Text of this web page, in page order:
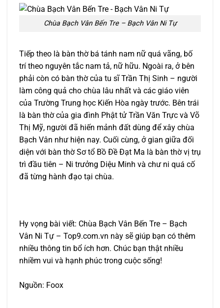
Chùa Bạch Vân Bến Tre – Bạch Vân Ni Tự
Tiếp theo là bàn thờ bá tánh nam nữ quá vãng, bố
trí theo nguyên tắc nam tả, nữ hữu. Ngoài ra, ở bên
phải còn có bàn thờ của tu sĩ Trần Thị Sinh – người
làm công quả cho chùa lâu nhất và các giáo viên
của Trường Trung học Kiến Hòa ngày trước. Bên trái
là bàn thờ của gia đình Phật tử Trần Văn Trực và Võ
Thị Mỹ, người đã hiến mảnh đất dùng để xây chùa
Bạch Vân như hiện nay. Cuối cùng, ở gian giữa đối
diện với bàn thờ Sơ tổ Bồ Đề Đạt Ma là bàn thờ vị trụ
trì đầu tiên – Ni trưởng Diệu Minh và chư ni quá cố
đã từng hành đạo tại chùa.
Hy vọng bài viết: Chùa Bạch Vân Bến Tre – Bạch
Vân Ni Tự – Top9.com.vn này sẽ giúp bạn có thêm
nhiều thông tin bổ ích hơn. Chúc bạn thật nhiều
nhiềm vui và hạnh phúc trong cuộc sống!
Nguồn: Foox